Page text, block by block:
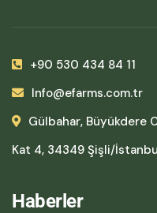
+90 530 434 84 11
Info@efarms.com.tr
Gülbahar, Büyükdere
Kat 4, 34349 Şişli/
Haberler